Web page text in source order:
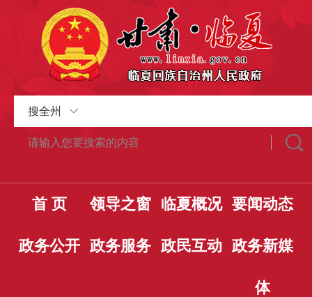
搜全州
首 页 领导之窗 临夏概况 要闻动态
政务公开 政务服务 政民互动 政务新媒
体